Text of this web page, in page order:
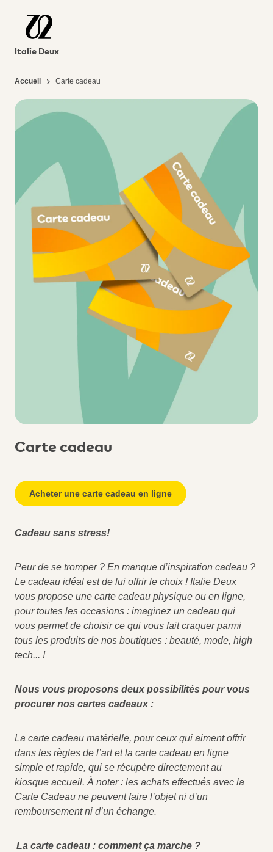
Italie Deux
Accueil Carte cadeau
Carte cadeau
Acheter une carte cadeau en ligne
Cadeau sans stress!
Peur de se tromper ? En manque d’inspiration cadeau ?
Le cadeau idéal est de lui offrir le choix ! Italie Deux
vous propose une carte cadeau physique ou en ligne,
pour toutes les occasions : imaginez un cadeau qui
vous permet de choisir ce qui vous fait craquer parmi
tous les produits de nos boutiques : beauté, mode, high
tech... !
Nous vous proposons deux possibilités pour vous
procurer nos cartes cadeaux :
La carte cadeau matérielle, pour ceux qui aiment offrir
dans les règles de l’art et la carte cadeau en ligne
simple et rapide, qui se récupère directement au
kiosque accueil. À noter : les achats effectués avec la
Carte Cadeau ne peuvent faire l’objet ni d’un
remboursement ni d’un échange.
La carte cadeau : comment ça marche ?